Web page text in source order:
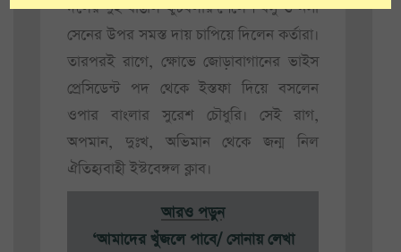
দলের দুই বাঙাল ফুটবলার শৈলেশ বসু ও নসা
সেনের উপর সমস্ত দায় চাপিয়ে দিলেন কর্তারা।
তারপরই রাগে, ক্ষোভে জোড়াবাগানের ভাইস
প্রেসিডেন্ট পদ থেকে ইস্তফা দিয়ে বসলেন
ওপার বাংলার সুরেশ চৌধুরি। সেই রাগ,
অপমান, দুঃখ, অভিমান থেকে জন্ম নিল
ঐতিহ্যবাহী ইস্টবেঙ্গল ক্লাব।
আরও পড়ুন
‘আমাদের খুঁজলে পাবে/ সোনায় লেখা